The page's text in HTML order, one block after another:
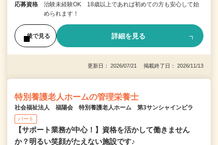
応募資格
治験未経験OK 18歳以上であれば初めての方も安心して始
められます！
後で見る 詳細を見る
更新日： 2026/07/21 掲載終了日： 2026/11/13
特別養護老人ホームの管理栄養士
社会福祉法人 福陽会 特別養護老人ホーム 第3サンシャインビラ
パート
【サポート業務が中心！】資格を活かして働きません
か？明るい笑顔がたえない施設です♪